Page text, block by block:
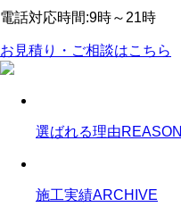
電話対応時間:9時～21時
お見積り・ご相談はこちら
選ばれる理由REASON
施工実績ARCHIVE